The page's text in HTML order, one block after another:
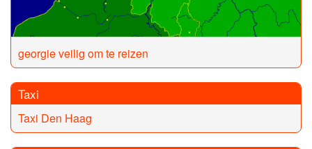
georgie veilig om te reizen
Taxi
Taxi Den Haag